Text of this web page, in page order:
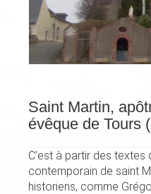
Saint Martin,
évêque de Tours
C’est à partir des textes
contemporain de saint
historiens, comme